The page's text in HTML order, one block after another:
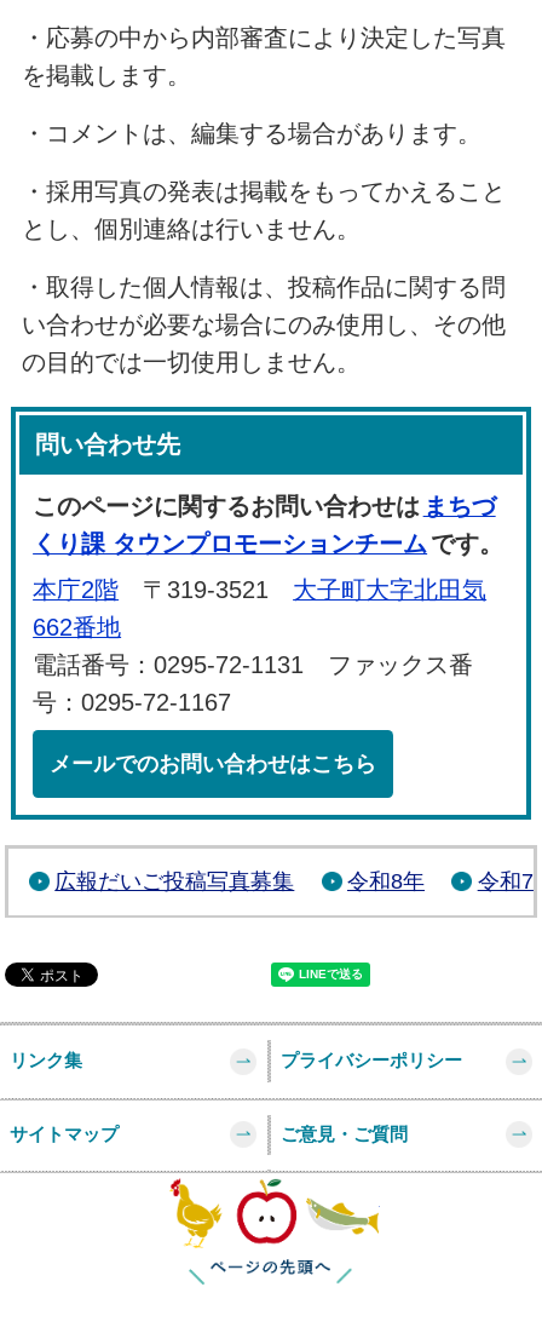
・応募の中から内部審査により決定した写真
を掲載します。
・コメントは、編集する場合があります。
・採用写真の発表は掲載をもってかえること
とし、個別連絡は行いません。
・取得した個人情報は、投稿作品に関する問
い合わせが必要な場合にのみ使用し、その他
の目的では一切使用しません。
問い合わせ先
このページに関するお問い合わせは まちづ
くり課 タウンプロモーションチーム です。
本庁2階 〒319-3521 大子町大字北田気
662番地
電話番号：0295-72-1131 ファックス番
号：0295-72-1167
メールでのお問い合わせはこちら
広報だいご投稿写真募集 令和8年 令和7
リンク集 プライバシーポリシー
サイトマップ ご意見・ご質問